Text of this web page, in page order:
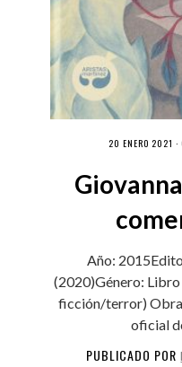
20 ENERO 2021 ·
Año:
(2020)Género:
ficción/terror) Obra
oficial
PUBLICADO POR